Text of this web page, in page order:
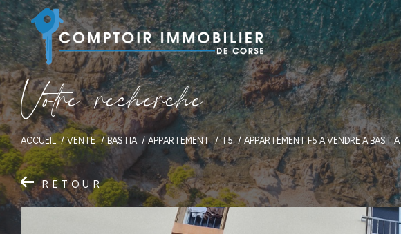
Votre recherche
ACCUEIL VENTE BASTIA APPARTEMENT T5 APPARTEMENT F5 A VENDRE A BASTIA
RETOUR